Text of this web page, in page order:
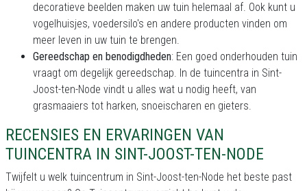
decoratieve beelden maken uw tuin helemaal af. Ook kunt u
vogelhuisjes, voedersilo's en andere producten vinden om
meer leven in uw tuin te brengen.
Gereedschap en benodigdheden: Een goed onderhouden tuin
vraagt om degelijk gereedschap. In de tuincentra in Sint-
Joost-ten-Node vindt u alles wat u nodig heeft, van
grasmaaiers tot harken, snoeischaren en gieters.
RECENSIES EN ERVARINGEN VAN
TUINCENTRA IN SINT-JOOST-TEN-NODE
Twijfelt u welk tuincentrum in Sint-Joost-ten-Node het beste past